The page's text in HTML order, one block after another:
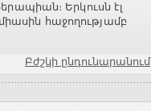
Երկուսն էլ
հաջողությամբ
Բժշկի ընդունարանում